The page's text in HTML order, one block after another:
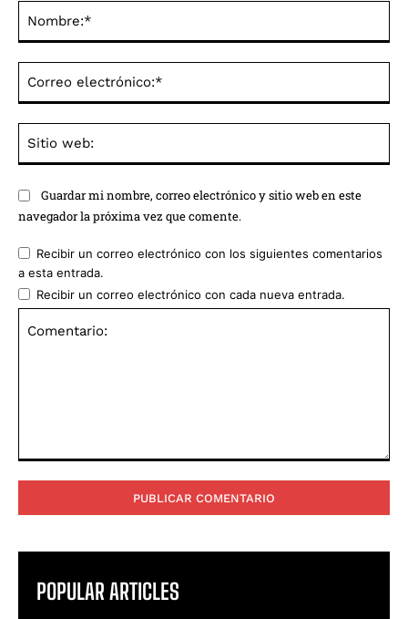
Guardar mi nombre, correo electrónico y sitio web en este
navegador la próxima vez que comente.
Recibir un correo electrónico con los siguientes comentarios
a esta entrada.
Recibir un correo electrónico con cada nueva entrada.
POPULAR ARTICLES